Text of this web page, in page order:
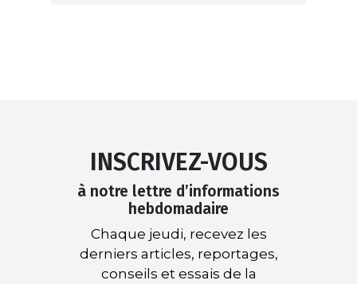
INSCRIVEZ-VOUS
à notre lettre d’informations
hebdomadaire
Chaque jeudi, recevez les
derniers articles, reportages,
conseils et essais de la